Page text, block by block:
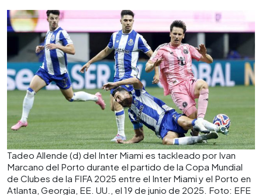
Tadeo Allende (d) del Inter Miami es tackleado por Ivan
Marcano del Porto durante el partido de la Copa Mundial
de Clubes de la FIFA 2025 entre el Inter Miami y el Porto en
Atlanta, Georgia, EE. UU., el 19 de junio de 2025. Foto: EFE